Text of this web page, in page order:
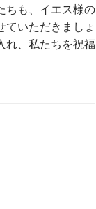
ちも、イエス様の
ていただきましょ
れ、私たちを祝福